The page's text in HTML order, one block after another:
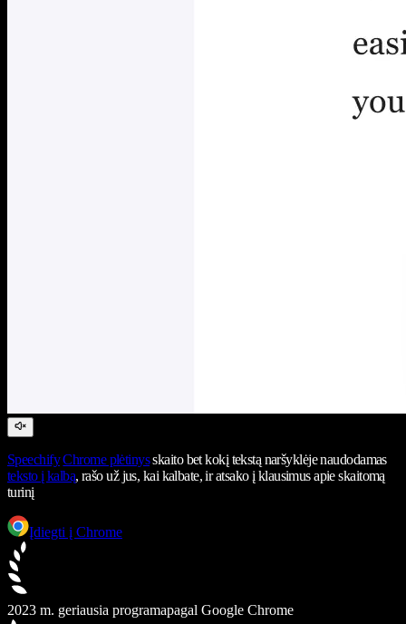
Speechify Chrome plėtinysskaito bet kokį tekstą naršyklėje naudodamas
teksto į kalbą, rašo už jus, kai kalbate, ir atsako į klausimus apie skaitomą
turinį
Įdiegti į Chrome
2023 m. geriausia programapagal Google Chrome